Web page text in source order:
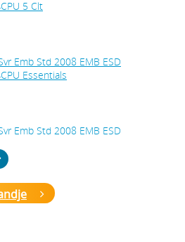
5 Clt
Emb Std 2008 EMB ESD
Essentials
Emb Std 2008 EMB ESD
Emb Std 2008 R2 64Bit